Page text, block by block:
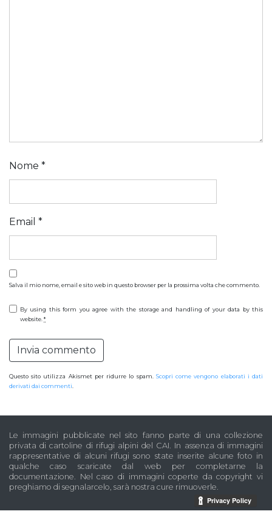
Nome *
Email *
Salva il mio nome, email e sito web in questo browser per la prossima volta che commento.
By using this form you agree with the storage and handling of your data by this
website. *
Questo sito utilizza Akismet per ridurre lo spam. Scopri come vengono elaborati i dati
derivati dai commenti
Le immagini pubblicate nel sito fanno parte di una collezione
privata di cartoline di rifugi alpini del CAI. In assenza di immagini
rappresentative di alcuni rifugi sono state inserite alcune foto in
qualche caso scaricate dal web per completarne la
documentazione. Nel caso di immagini coperte da copyright vi
preghiamo di segnalarcelo, sarà nostra cure rimuoverle.